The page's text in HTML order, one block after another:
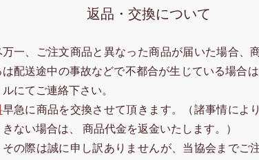
返品・交換について
万一、ご注文商品と異なった商品が届いた場合、
は配送途中の事故などで不都合が生じている場合
ルにてご連絡下さい。
早急に商品を交換させて頂きます。（諸事情によ
きない場合は、 商品代金を返金いたします。）
その際は誠に申し訳ありませんが、当協会までご